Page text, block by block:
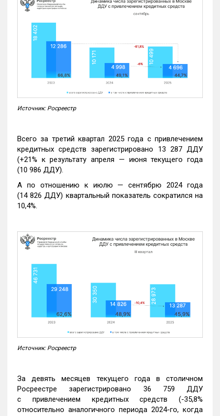
Источник: Росреестр
Всего за третий квартал 2025 года с привлечением
кредитных средств зарегистрировано 13 287 ДДУ
(+21% к результату апреля — июня текущего года
(10 986 ДДУ).
А по отношению к июлю — сентябрю 2024 года
(14 826 ДДУ) квартальный показатель сократился на
10,4%.
Источник: Росреестр
За девять месяцев текущего года в столичном
Росреестре зарегистрировано 36 759 ДДУ
с привлечением кредитных средств (-35,8%
относительно аналогичного периода 2024-го, когда